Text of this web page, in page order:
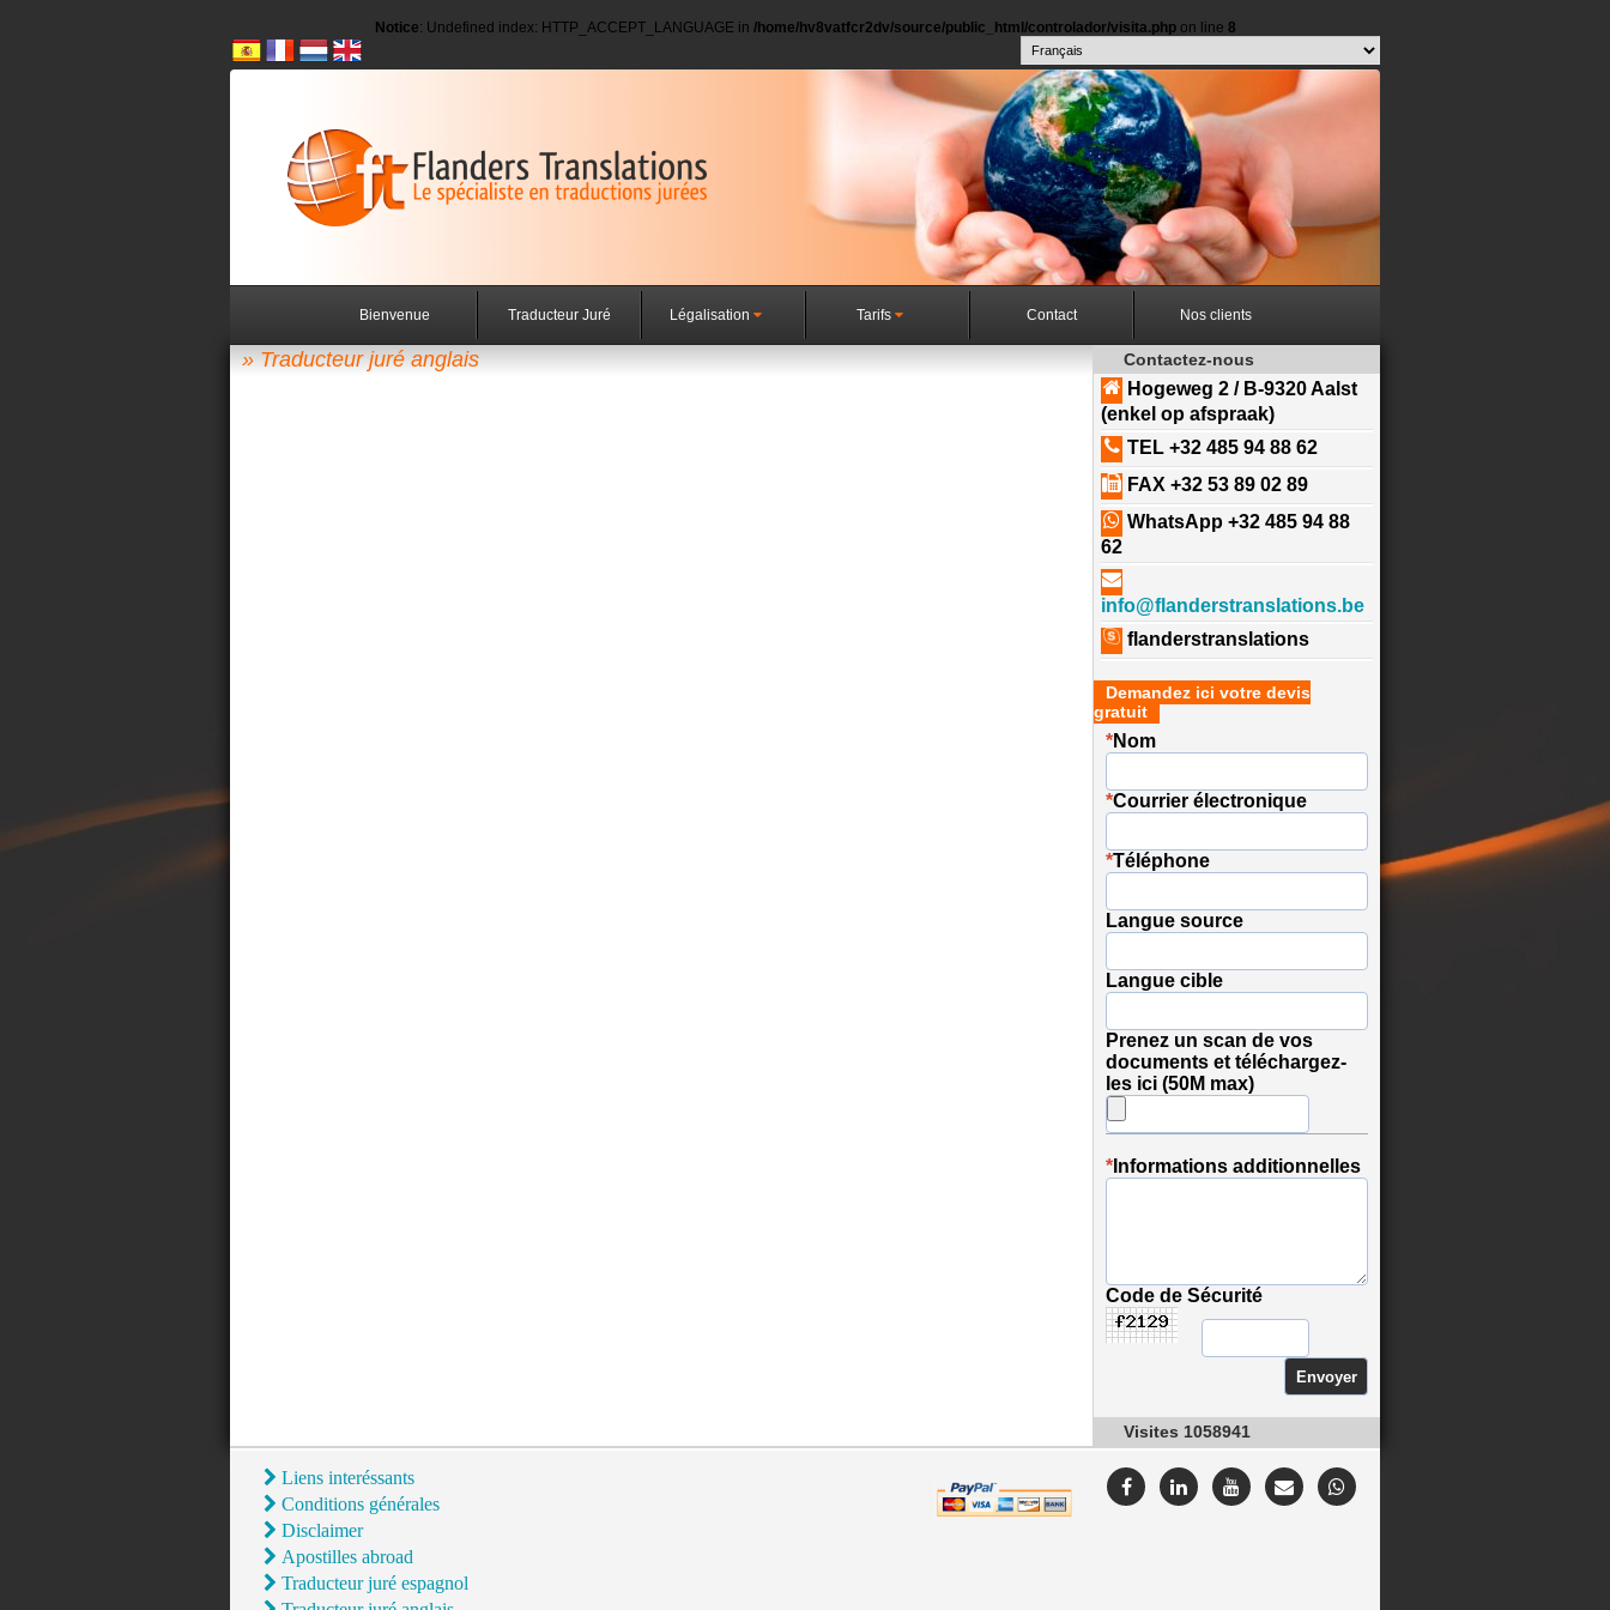
Notice: Undefined index: HTTP_ACCEPT_LANGUAGE in /home/hv8vatfcr2dv/source/public_html/controlador/visita.phpon line 8
Bienvenue Traducteur Juré Légalisation Tarifs Contact Nos clients
» Traducteur juré anglais Contactez-nous
Hogeweg 2 / B-9320 Aalst
(enkel op afspraak)
TEL +32 485 94 88 62
FAX +32 53 89 02 89
WhatsApp +32 485 94 88
62
info@flanderstranslations.be
flanderstranslations
Demandez ici votre devis
gratuit
*Nom
*Courrier électronique
*Téléphone
Langue source
Langue cible
Prenez un scan de vos
documents et téléchargez-
les ici (50M max)
* Informations additionnelles
Code de Sécurité
Visites 1058941
Liens interéssants
Conditions générales
Disclaimer
Apostilles abroad
Traducteur juré espagnol